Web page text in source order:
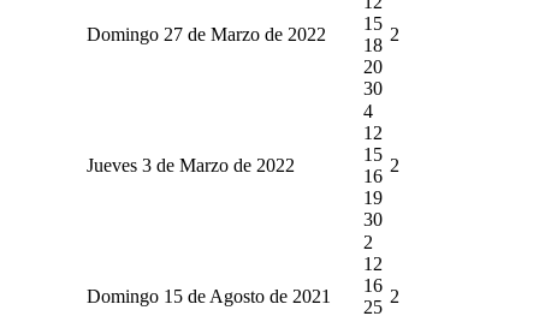
Domingo 27 de Marzo de 2022
15
18
20
30
2
Jueves 3 de Marzo de 2022
4
12
15
16
19
30
2
Domingo 15 de Agosto de 2021
2
12
16
25
2